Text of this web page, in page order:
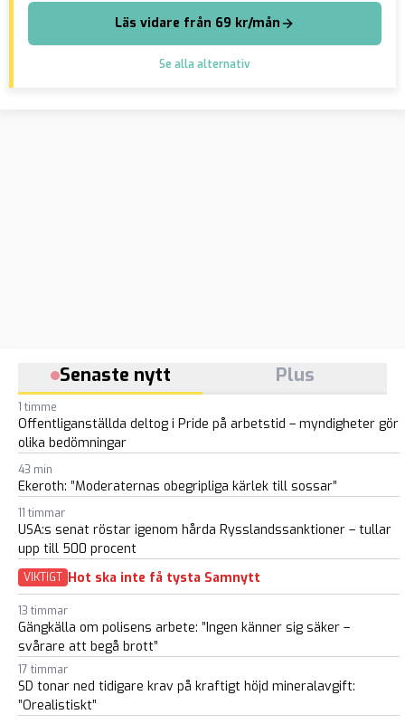
Läs vidare från 69 kr/mån
Se alla alternativ
Senaste nytt Plus
1 timme
Offentliganställda deltog i Pride på arbetstid – myndigheter gör
olika bedömningar
43 min
Ekeroth: ”Moderaternas obegripliga kärlek till sossar”
11 timmar
USA:s senat röstar igenom hårda Rysslandssanktioner – tullar
upp till 500 procent
VIKTIGT Hot ska inte få tysta Samnytt
13 timmar
Gängkälla om polisens arbete: ”Ingen känner sig säker –
svårare att begå brott”
17 timmar
SD tonar ned tidigare krav på kraftigt höjd mineralavgift:
”Orealistiskt”